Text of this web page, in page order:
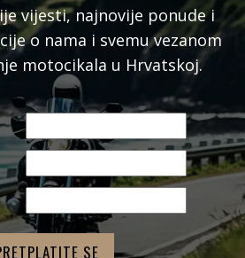
vijesti, najnovije ponude i
o nama i svemu vezanom
motocikala u Hrvatskoj.